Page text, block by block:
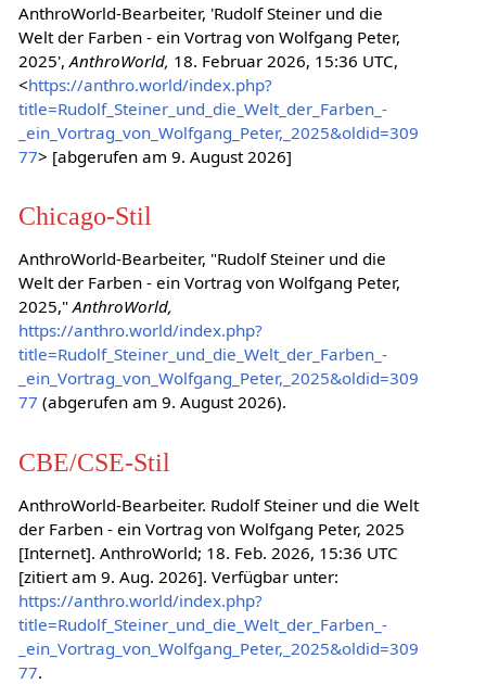
AnthroWorld-Bearbeiter, 'Rudolf Steiner und die
Welt der Farben - ein Vortrag von Wolfgang Peter,
2025', AnthroWorld, 18. Februar 2026, 15:36 UTC,
<https://anthro.world/index.php?
title=Rudolf_Steiner_und_die_Welt_der_Farben_-
_ein_Vortrag_von_Wolfgang_Peter,_2025&oldid=309
77> [abgerufen am 9. August 2026]
Chicago-Stil
AnthroWorld-Bearbeiter, "Rudolf Steiner und die
Welt der Farben - ein Vortrag von Wolfgang Peter,
2025,"AnthroWorld,
https://anthro.world/index.php?
title=Rudolf_Steiner_und_die_Welt_der_Farben_-
_ein_Vortrag_von_Wolfgang_Peter,_2025&oldid=309
77 (abgerufen am 9. August 2026).
CBE/CSE-Stil
AnthroWorld-Bearbeiter. Rudolf Steiner und die Welt
der Farben - ein Vortrag von Wolfgang Peter, 2025
[Internet]. AnthroWorld; 18. Feb. 2026, 15:36 UTC
[zitiert am 9. Aug. 2026]. Verfügbar unter:
https://anthro.world/index.php?
title=Rudolf_Steiner_und_die_Welt_der_Farben_-
_ein_Vortrag_von_Wolfgang_Peter,_2025&oldid=309
77.